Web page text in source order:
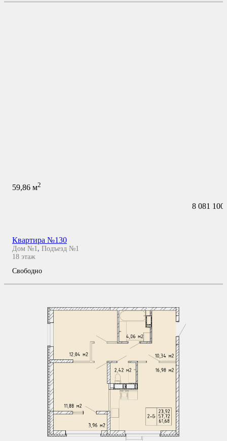
59,86 м2
8 081 100
Квартира №130
Дом №1, Подъезд №1
18 этаж
Свободно